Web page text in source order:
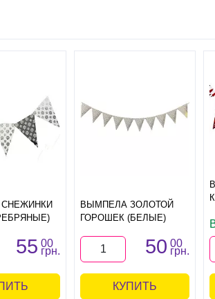
55 00
грн.
ВЫМПЕЛА ЗОЛОТОЙ
ГОРОШЕК (БЕЛЫЕ)
50 00
грн.
КУПИТЬ